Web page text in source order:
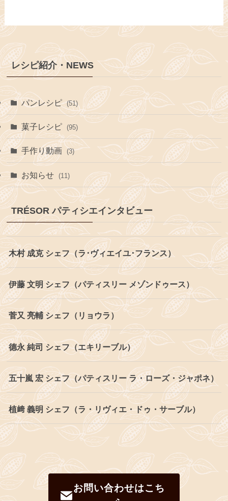
レシピ紹介・NEWS
パンレシピ (51)
菓子レシピ (95)
手作り動画 (3)
お知らせ (11)
TRÉSOR パティシエインタビュー
木村 成克 シェフ（ラ･ヴィエイユ･フランス）
伊藤 文明 シェフ（パティスリー メゾンドゥース）
菅又 亮輔 シェフ（リョウラ）
德永 純司 シェフ（エキリーブル）
五十嵐 宏 シェフ（パティスリー ラ・ローズ・ジャポネ）
植﨑 義明 シェフ（ラ・リヴィエ・ドゥ・サーブル）
お問い合わせはこち